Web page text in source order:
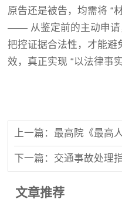
原告还是被告，均需将 “
—— 从鉴定前的主动申请
把控证据合法性，才能避
效，真正实现 “以法律事
文章推荐